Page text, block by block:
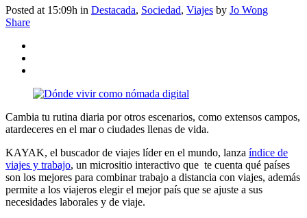
Posted at 15:09h in Destacada, Sociedad, Viajes by Jo Wong
Share
Cambia tu rutina diaria por otros escenarios, como extensos campos,
atardeceres en el mar o ciudades llenas de vida.
KAYAK, el buscador de viajes líder en el mundo, lanza índice de
viajes y trabajo, un micrositio interactivo que te cuenta qué países
son los mejores para combinar trabajo a distancia con viajes, además
permite a los viajeros elegir el mejor país que se ajuste a sus
necesidades laborales y de viaje.